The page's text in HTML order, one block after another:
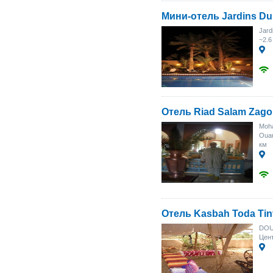
Мини-отель Jardins
Отель Riad Salam
км
Отель Kasbah Toda